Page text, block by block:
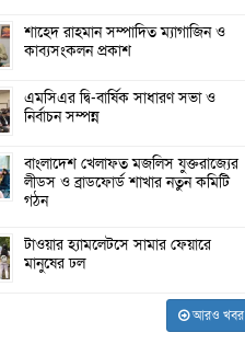
শাহেদ রাহমান সম্পাদিত ম্যাগাজিন ও
কাব্যসংকলন প্রকাশ
এমসিএর দ্বি-বার্ষিক সাধারণ সভা ও
নির্বাচন সম্পন্ন
বাংলাদেশ খেলাফত মজলিস যুক্তরাজ্যের
লীডস ও ব্রাডফোর্ড শাখার নতুন কমিটি
গঠন
টাওয়ার হ্যামলেটসে সামার ফেয়ারে
মানুষের ঢল
আরও খবর